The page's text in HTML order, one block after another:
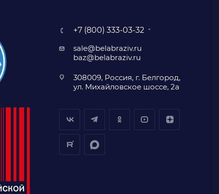
+7 (800) 333-03-32
sale@belabraziv.ru
baz@belabraziv.ru
308009, Россия, г. Белгород,
ул. Михайловское шоссе, 2а